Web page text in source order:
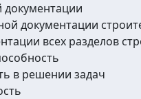
документации
документации
всех разделов
в решении задач